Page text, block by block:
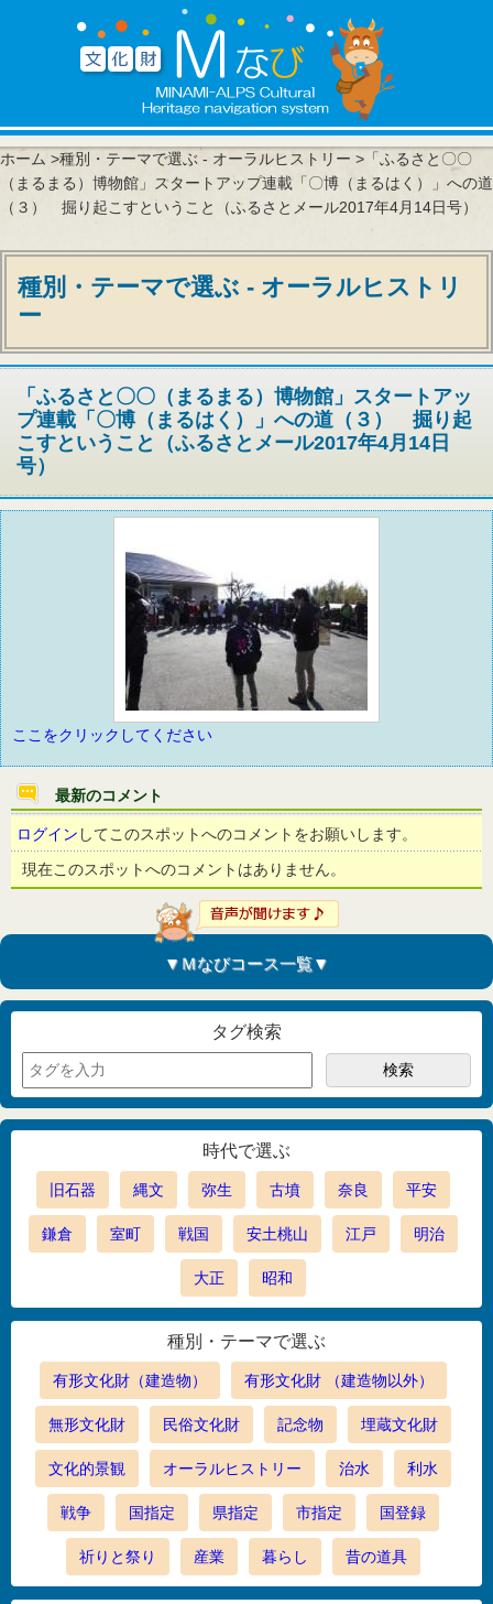
ホーム >種別・テーマで選ぶ - オーラルヒストリー >「ふるさと〇〇
（まるまる）博物館」スタートアップ連載「〇博（まるはく）」への道
（３） 掘り起こすということ（ふるさとメール2017年4月14日号）
種別・テーマで選ぶ - オーラルヒストリ
ー
「ふるさと〇〇（まるまる）博物館」スタートアッ
プ連載「〇博（まるはく）」への道（３） 掘り起
こすということ（ふるさとメール2017年4月14日
号）
ここをクリックしてください
最新のコメント
ログイン してこのスポットへのコメントをお願いします。
現在このスポットへのコメントはありません。
▼Ｍなびコース一覧▼
タグ検索
時代で選ぶ
旧石器 縄文 弥生 古墳 奈良 平安
鎌倉 室町 戦国 安土桃山 江戸 明治
大正 昭和
種別・テーマで選ぶ
有形文化財（建造物） 有形文化財 （建造物以外）
無形文化財 民俗文化財 記念物 埋蔵文化財
文化的景観 オーラルヒストリー 治水 利水
戦争 国指定 県指定 市指定 国登録
祈りと祭り 産業 暮らし 昔の道具